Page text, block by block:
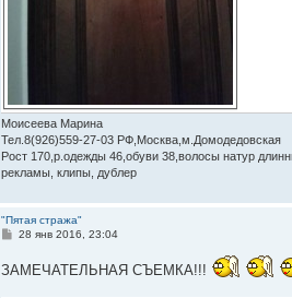
Моисеева Марина
Тел.8(926)559-27-03 РФ,Москва,м.Домодедовская
Рост 170,р.одежды 46,обуви 38,волосы натур
рекламы, клипы, дублер
"Пятая стража"
С
б
28 янв 2016, 23:04
ЗАМЕЧАТЕЛЬНАЯ СЪЕМКА!!!